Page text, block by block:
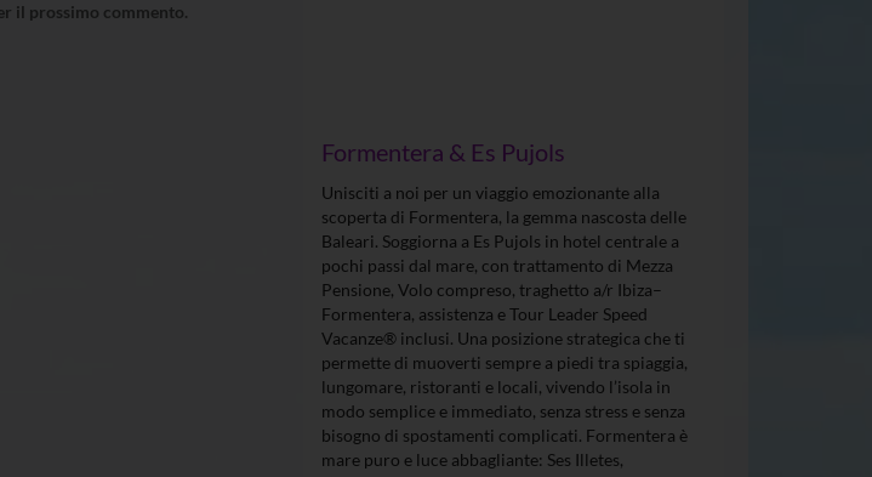
il prossimo commento.
Formentera & Es Pujols
Unisciti a noi per un viaggio emozionante alla
scoperta di Formentera, la gemma nascosta delle
Baleari. Soggiorna a Es Pujols in hotel centrale a
pochi passi dal mare, con trattamento di Mezza
Pensione, Volo compreso, traghetto a/r Ibiza–
Formentera, assistenza e Tour Leader Speed
Vacanze® inclusi. Una posizione strategica che ti
permette di muoverti sempre a piedi tra spiaggia,
lungomare, ristoranti e locali, vivendo l’isola in
modo semplice e immediato, senza stress e senza
bisogno di spostamenti complicati. Formentera è
mare puro e luce abbagliante: Ses Illetes,